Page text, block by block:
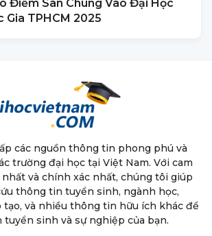
Điểm Sàn Chung Vào Đại Học
Gia TPHCM 2025
các nguồn thông tin phong phú và
trường đại học tại Việt Nam. Với cam
và chính xác nhất, chúng tôi giúp
thông tin tuyển sinh, ngành học,
và nhiều thông tin hữu ích khác để
sinh và sự nghiệp của bạn.